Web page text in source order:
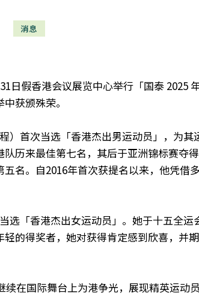
消息
日假香港会‍议展览中心举行「国泰 2025
获颁殊荣。
）首次当选「香港杰出男运动员」，为
历来最佳第七名，其后于亚洲锦标赛夺
名。自2016年首次获提名以来，他凭借
选「香港杰出女运动员」。她于十五全
的得奖者，她对获得肯定感到欣喜，并
在国际舞台上为港争光，展现精英运动